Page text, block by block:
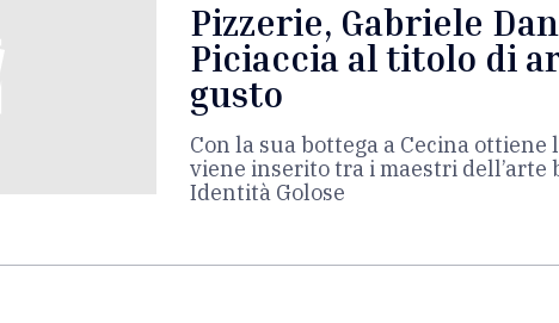
Pizzerie, Gabriele
Piciaccia al titolo di
gusto
Con la sua bottega a Cecina ottiene
viene inserito tra i maestri dell’arte
Identità Golose